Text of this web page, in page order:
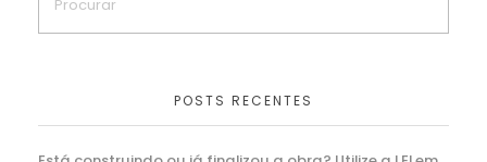
POSTS RECENTES